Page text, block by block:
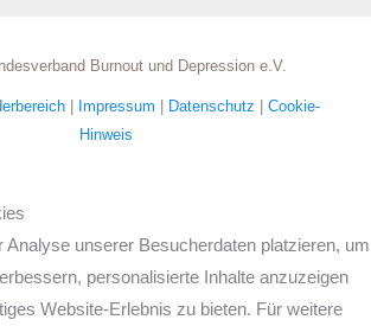
Burnout und Depression e.V.
| Impressum | Datenschutz | Cookie-
Hinweis
Analyse unserer Besucherdaten platzieren, um
personalisierte Inhalte anzuzeigen
Website-Erlebnis zu bieten. Für weitere